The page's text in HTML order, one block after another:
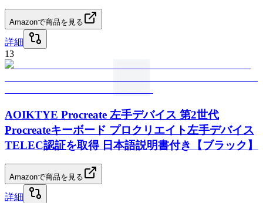
Amazonで商品を見る
詳細
13
AOIKTYE Procreate 左手デバイス 第2世代
Procreateキーボード プロクリエイト左手デバイス
TELEC認証を取得 日本語説明書付き【ブラック】
Amazonで商品を見る
詳細